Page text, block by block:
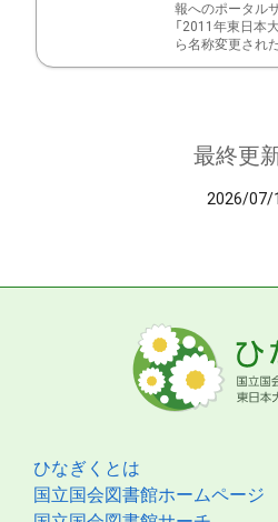
報へのポータル
「2011年東日本
ら名称変更された
最終更
2026/07/
ひなぎくとは
国立国会図書館ホームページ